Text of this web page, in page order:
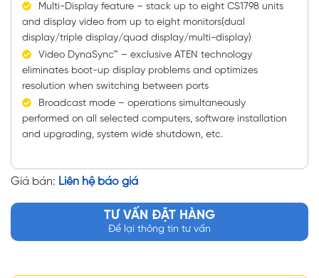
Multi-Display feature – stack up to eight CS1798 units
and display video from up to eight monitors(dual
display/triple display/quad display/multi-display)
Video DynaSync™ – exclusive ATEN technology
eliminates boot-up display problems and optimizes
resolution when switching between ports
Broadcast mode – operations simultaneously
performed on all selected computers, software installation
and upgrading, system wide shutdown, etc.
Giá bán: Liên hệ báo giá
TƯ VẤN ĐẶT HÀNG
Để lại thông tin tư vấn